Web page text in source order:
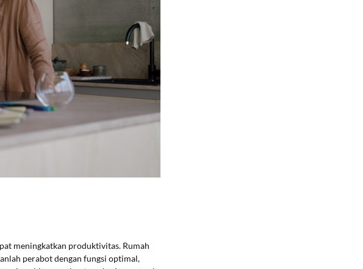
meningkatkan produktivitas. Rumah
perabot dengan fungsi optimal,